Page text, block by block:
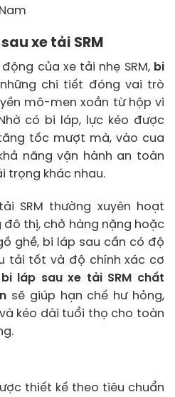
xe tải SRM
của xe tải nhẹ SRM, bi
chi tiết đóng vai trò
mô-men xoắn từ hộp vi
có bi láp, lực kéo được
tốc mượt mà, vào cua
năng vận hành an toàn
trọng khác nhau.
SRM thường xuyên hoạt
thị, chở hàng nặng hoặc
ghề, bi láp sau cần có độ
tải tốt và độ chính xác cơ
bi láp sau xe tải SRM chất
sẽ giúp hạn chế hư hỏng,
kéo dài tuổi thọ cho toàn
thiết kế theo tiêu chuẩn